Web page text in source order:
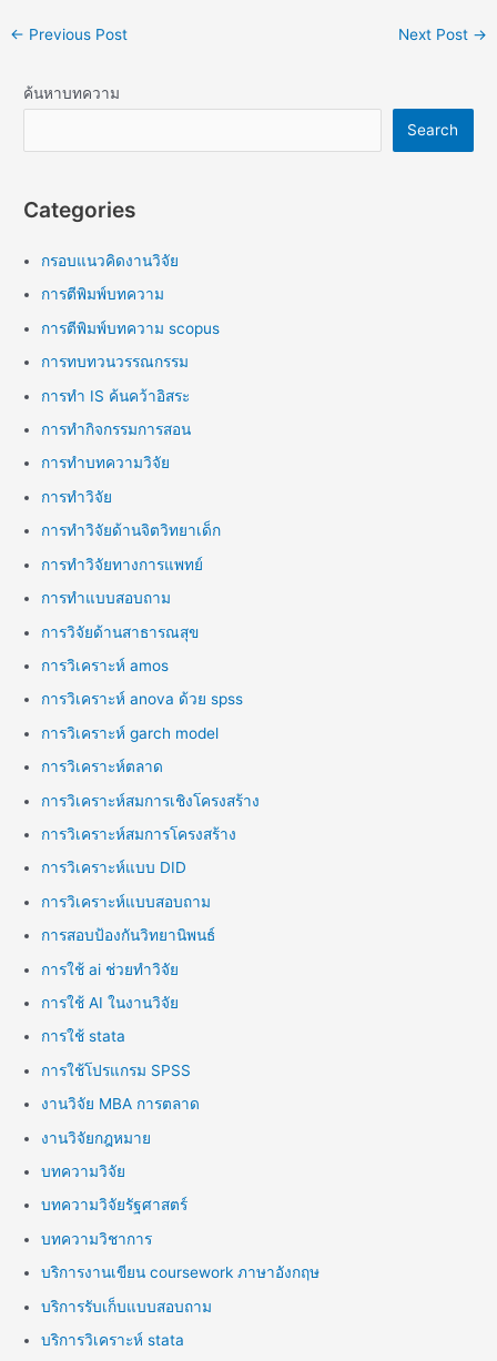
← Previous Post Next Post →
ค้นหาบทความ
Search
Categories
กรอบแนวคิดงานวิจัย
การตีพิมพ์บทความ
การตีพิมพ์บทความ scopus
การทบทวนวรรณกรรม
การทำ IS ค้นคว้าอิสระ
การทำกิจกรรมการสอน
การทำบทความวิจัย
การทำวิจัย
การทำวิจัยด้านจิตวิทยาเด็ก
การทำวิจัยทางการแพทย์
การทำแบบสอบถาม
การวิจัยด้านสาธารณสุข
การวิเคราะห์ amos
การวิเคราะห์ anova ด้วย spss
การวิเคราะห์ garch model
การวิเคราะห์ตลาด
การวิเคราะห์สมการเชิงโครงสร้าง
การวิเคราะห์สมการโครงสร้าง
การวิเคราะห์แบบ DID
การวิเคราะห์แบบสอบถาม
การสอบป้องกันวิทยานิพนธ์
การใช้ ai ช่วยทำวิจัย
การใช้ AI ในงานวิจัย
การใช้ stata
การใช้โปรแกรม SPSS
งานวิจัย MBA การตลาด
งานวิจัยกฎหมาย
บทความวิจัย
บทความวิจัยรัฐศาสตร์
บทความวิชาการ
บริการงานเขียน coursework ภาษาอังกฤษ
บริการรับเก็บแบบสอบถาม
บริการวิเคราะห์ stata